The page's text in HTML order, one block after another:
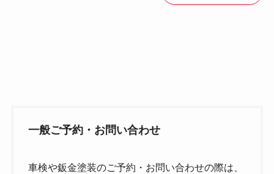
一般ご予約・お問い合わせ
車検や鈑金塗装のご予約・お問い合わせの際は、